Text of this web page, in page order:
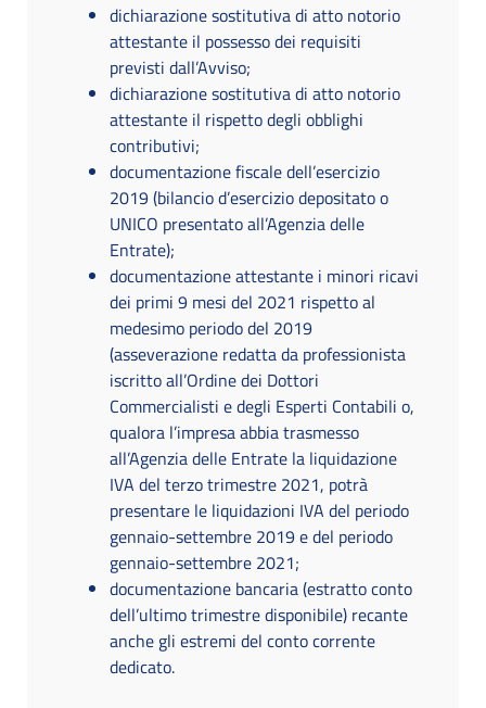
dichiarazione sostitutiva di atto notorio
attestante il possesso dei requisiti
previsti dall’Avviso;
dichiarazione sostitutiva di atto notorio
attestante il rispetto degli obblighi
contributivi;
documentazione fiscale dell’esercizio
2019 (bilancio d’esercizio depositato o
UNICO presentato all’Agenzia delle
Entrate);
documentazione attestante i minori ricavi
dei primi 9 mesi del 2021 rispetto al
medesimo periodo del 2019
(asseverazione redatta da professionista
iscritto all’Ordine dei Dottori
Commercialisti e degli Esperti Contabili o,
qualora l’impresa abbia trasmesso
all’Agenzia delle Entrate la liquidazione
IVA del terzo trimestre 2021, potrà
presentare le liquidazioni IVA del periodo
gennaio-settembre 2019 e del periodo
gennaio-settembre 2021;
documentazione bancaria (estratto conto
dell’ultimo trimestre disponibile) recante
anche gli estremi del conto corrente
dedicato.